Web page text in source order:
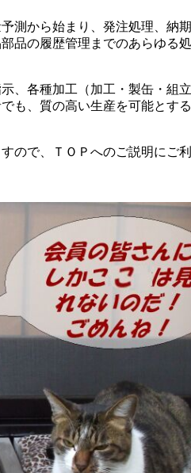
測から始まり、発注処理、
品の履歴管理までのあらゆる
、各種加工（加工・製缶・組
も、質の高い生産を可能と
ので、ＴＯＰへのご説明にご利